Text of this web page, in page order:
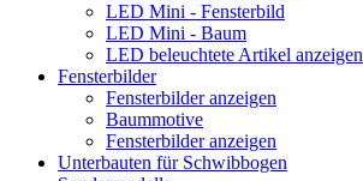
LED Mini - Fensterbild
LED Mini - Baum
LED beleuchtete Artikel anzeigen
Fensterbilder
Fensterbilder anzeigen
Baummotive
Fensterbilder anzeigen
Unterbauten für Schwibbogen